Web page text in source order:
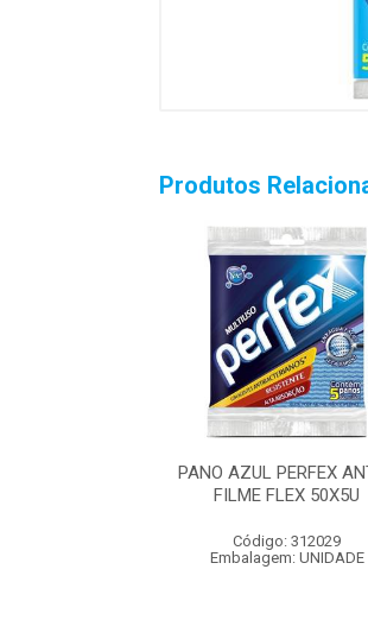
Produtos
PANO AZUL PERFEX
FILME FLEX 50X5U
Código: 312029
Embalagem: UNIDADE